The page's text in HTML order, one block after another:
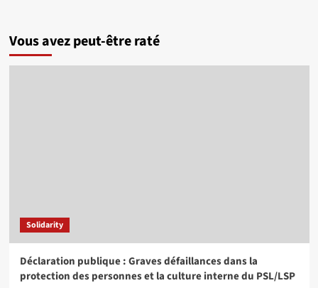
Vous avez peut-être raté
Solidarity
Déclaration publique : Graves défaillances dans la
protection des personnes et la culture interne du PSL/LSP